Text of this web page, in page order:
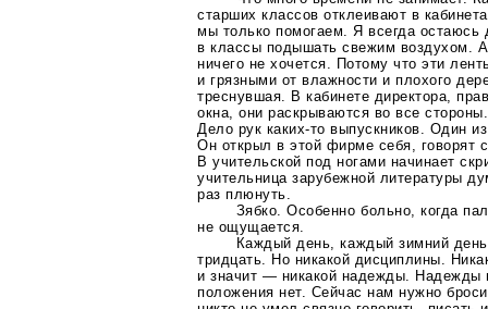
старших классов отклеивают в
мы только помогаем. Я всегда остаюсь
в классы подышать свежим воздухом.
ничего не хочется. Потому что эти
и грязными от влажности и плохого
треснувшая. В кабинете директора,
окна, они раскрываются во все
Дело рук каких-то выпускников. Один
Он открыл в этой фирме себя, говорят
В учительской под ногами начинает
учительница зарубежной литературы
раз плюнуть.
Зябко. Особенно больно, когда
не ощущается.
Каждый день, каждый зимний
тридцать. Но никакой дисциплины.
и значит — никакой надежды. Надежды
положения нет. Сейчас нам нужно